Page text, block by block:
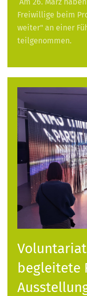
Freiwillige beim
weiter" an einer
teilgenommen.
begleitete